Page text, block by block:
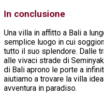
In conclusione
Una villa in affitto a Bali a
semplice luogo in cui
tutto il suo splendore. Dalle
alle vivaci strade di
di Bali aprono le porte a
aiutiamo a trovare la villa
avventura in paradiso.